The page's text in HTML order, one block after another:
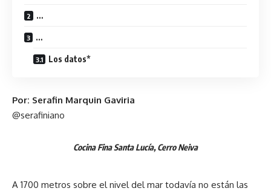
…
…
Los datos*
Por: Serafin Marquin Gaviria
@serafiniano
CocinaFina Santa Lucía, Cerro Neiva
A 1700 metros sobre el nivel del mar todavía no están las